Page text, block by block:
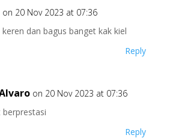
on 20 Nov 2023 at 07:36
dan bagus banget kak kiel
Reply
on 20 Nov 2023 at 07:36
berprestasi
Reply